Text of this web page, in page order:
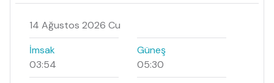
14 Ağustos 2026 Cu
İmsak
03:54
Güneş
05:30